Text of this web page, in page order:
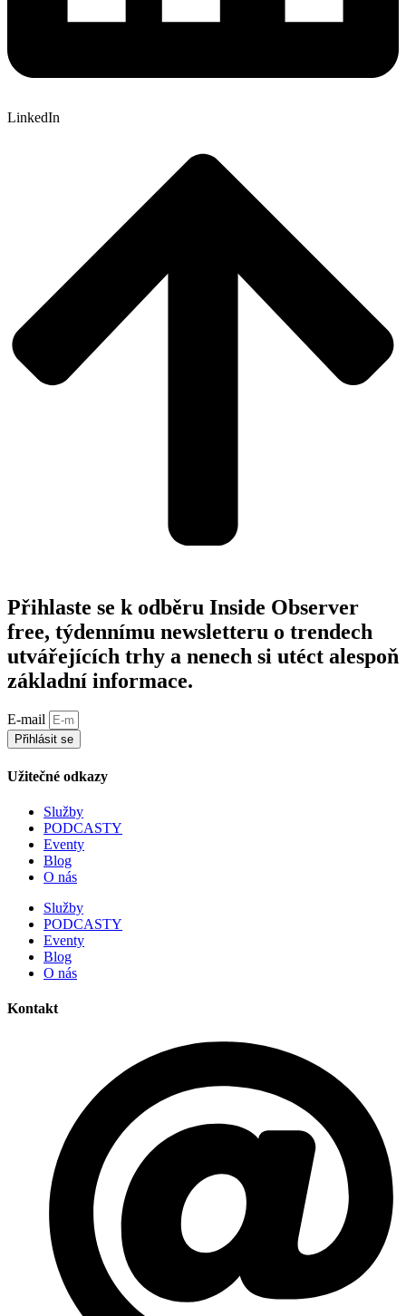
LinkedIn
Přihlaste se k odběru Inside Observer
free, týdennímu newsletteru o trendech
utvářejících trhy a nenech si utéct alespoň
základní informace.
E-mail
Přihlásit se
Užitečné odkazy
Služby
PODCASTY
Eventy
Blog
O nás
Služby
PODCASTY
Eventy
Blog
O nás
Kontakt